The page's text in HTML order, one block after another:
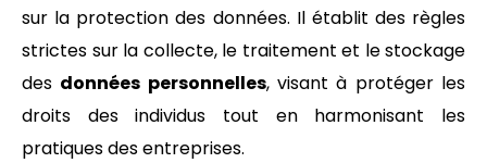
sur la protection des données. Il établit des règles
strictes sur la collecte, le traitement et le stockage
des données personnelles, visant à protéger les
droits des individus tout en harmonisant les
pratiques des entreprises.